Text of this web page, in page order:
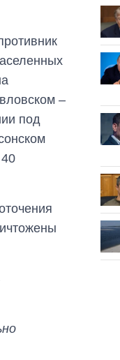
–
под